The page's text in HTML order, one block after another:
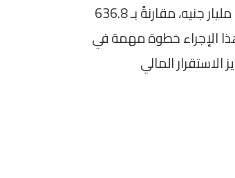
تبلغ مخصصات الحماية الاجتماعية في الموازنة الجديدة 693.3 مليار جنيه، مقارنةً بـ 636.8
مما يمثل زيادة بنسبة 8.8%. يُعتبر هذا الإجراء خطوة مهمة في
المالي